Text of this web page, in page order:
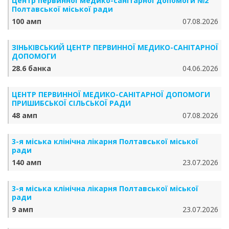
Полтавської міської ради
100 амп
07.08.2026
ЗІНЬКІВСЬКИЙ ЦЕНТР ПЕРВИННОЇ МЕДИКО-САНІТАРНОЇ
ДОПОМОГИ
28.6 банка
04.06.2026
ЦЕНТР ПЕРВИННОЇ МЕДИКО-САНІТАРНОЇ ДОПОМОГИ
ПРИШИБСЬКОЇ СІЛЬСЬКОЇ РАДИ
48 амп
07.08.2026
3-я міська клінічна лікарня Полтавської міської
ради
140 амп
23.07.2026
3-я міська клінічна лікарня Полтавської міської
ради
9 амп
23.07.2026